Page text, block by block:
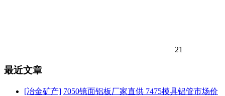
21
最近文章
[冶金矿产] 7050镜面铝板厂家直供 7475模具铝管市场价